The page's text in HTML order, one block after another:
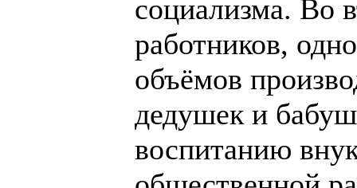
социализма. Во
работников,
объёмов
дедушек и
воспитанию